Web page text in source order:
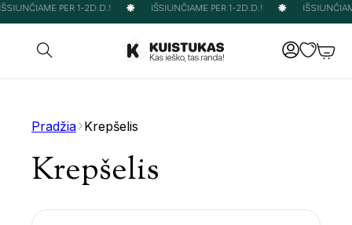
PER 1-2D.D.! IŠSIUNČIAME PER 1-2D.D.!
Pradžia Krepšelis
Krepšelis